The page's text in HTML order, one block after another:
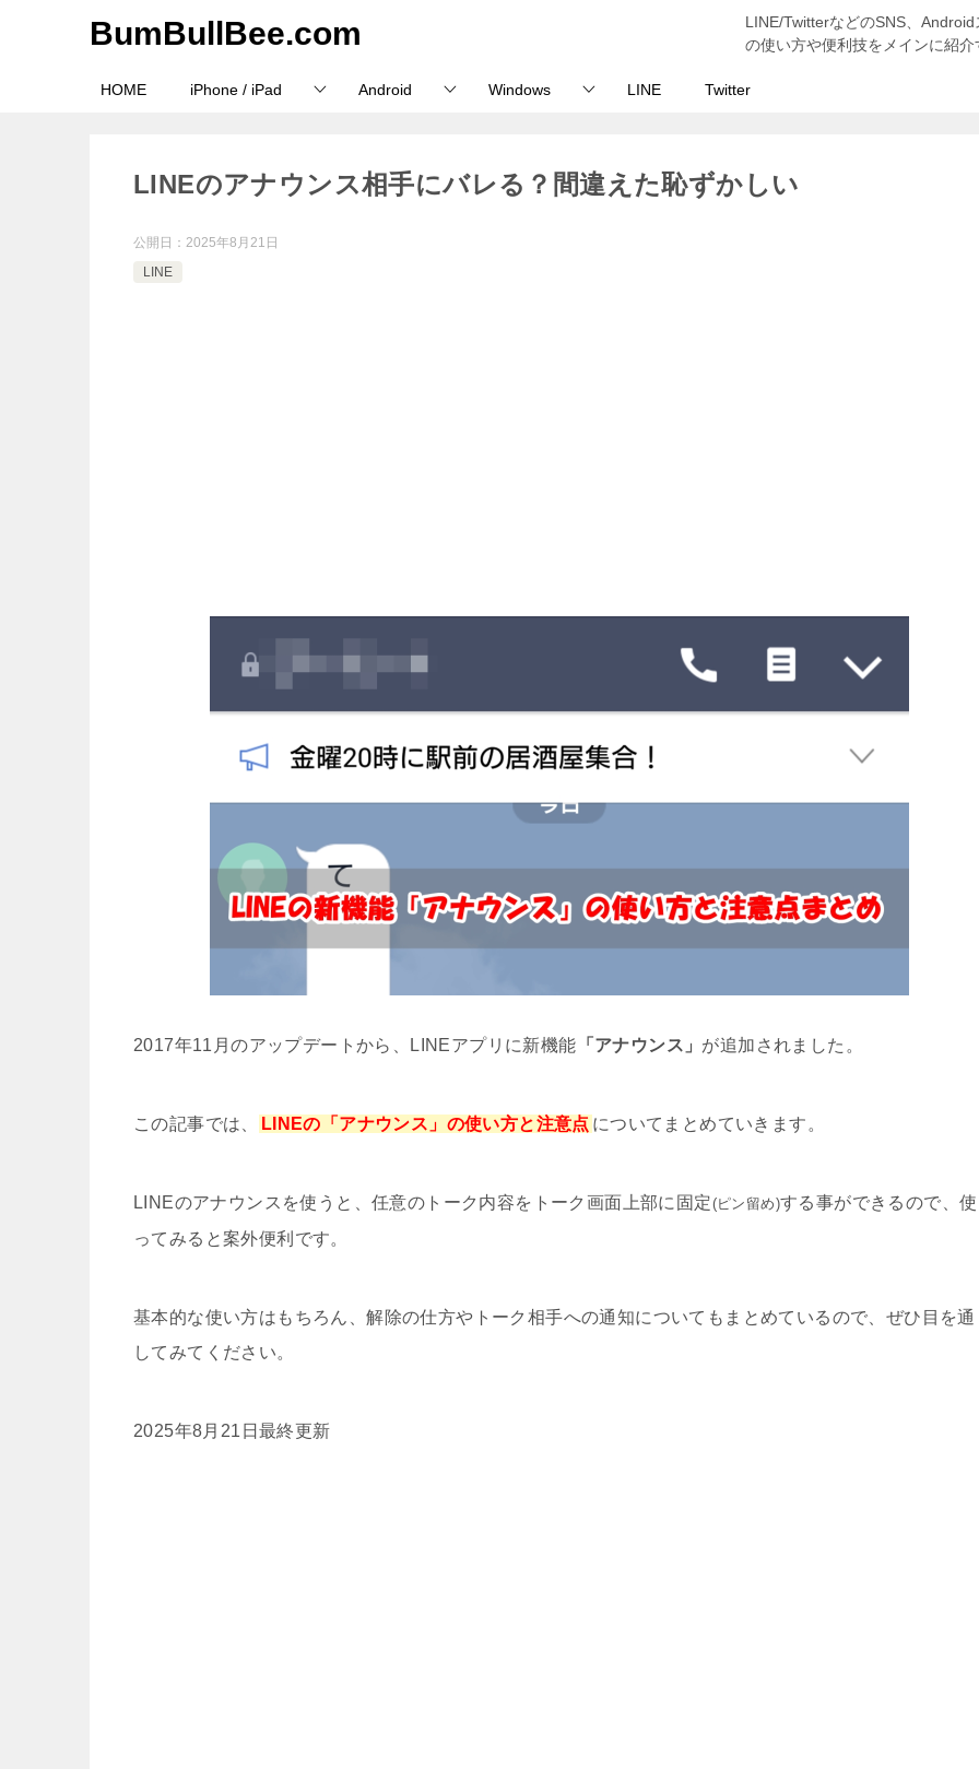
BumBullBee.com
LINE/TwitterなどのSNS、
の使い方や便利技をメインに紹
HOME iPhone / iPad Android Windows LINE Twitter
LINEのアナウンス相手にバレる？間違えた恥ずかしい
公開日： 2025年8月21日
LINE
2017年11月のアップデートから、LINEアプリに新機能 「アナウンス」 が追加されました。
この記事では、 LINEの「アナウンス」の使い方と注意点 についてまとめていきます。
LINEのアナウンスを使うと、任意のトーク内容をトーク画面上部に固定(ピン留め)する事ができるので、使
ってみると案外便利です。
基本的な使い方はもちろん、解除の仕方やトーク相手への通知についてもまとめているので、ぜひ目を通
してみてください。
2025年8月21日最終更新